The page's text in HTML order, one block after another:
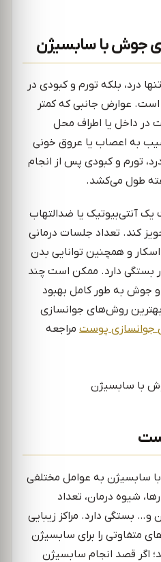
جوش با سابسیژن
درد، بلکه تورم و کبودی در
است. عوارض جانبی که کمتر
در داخل یا اطراف محل
به اعصاب یا عروق خونی
تورم و کبودی پس از انجام
یا ضدالتهاب
کند. تعداد جلسات درمانی
و همچنین توانایی بدن
بستگی دارد. ممکن است چند
جوش به طور کامل بهبود
بهترین روش‌های جوانسازی
جوانسازی پوستمراجعه
سابسیژن به عوامل مختلفی
شیوه درمان، تعداد
بستگی دارد. مراکز زیبایی
متفاوتی را برای سابسیژن
اگر قصد انجام سابسیژن